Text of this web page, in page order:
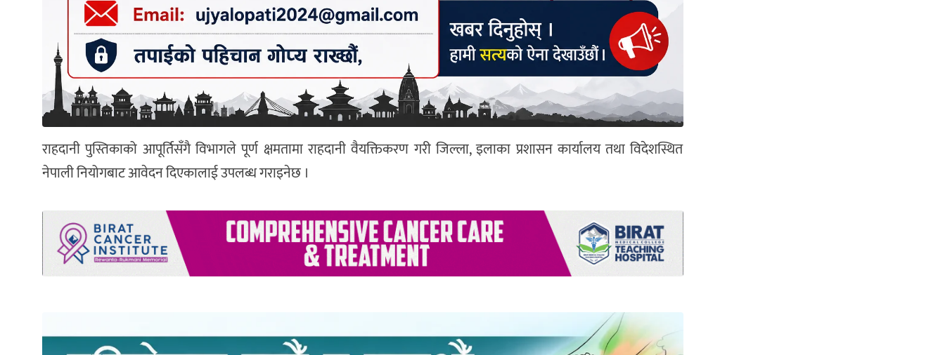
राहदानी पुस्तिकाको आपूर्तिसँगै विभागले पूर्ण क्षमतामा राहदानी वैयक्तिकरण गरी जिल्ला, इलाका प्रशासन कार्यालय तथा विदेशस्थित
नेपाली नियोगबाट आवेदन दिएकालाई उपलब्ध गराइनेछ ।